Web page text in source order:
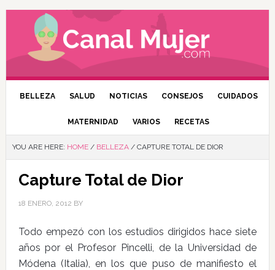
BELLEZA SALUD NOTICIAS CONSEJOS CUIDADOS
MATERNIDAD VARIOS RECETAS
YOU ARE HERE: HOME / BELLEZA /CAPTURE TOTAL DE DIOR
Capture Total de Dior
18 ENERO, 2012 BY
Todo empezó con los estudios dirigidos hace siete
años por el Profesor Pincelli, de la Universidad de
Módena (Italia), en los que puso de manifiesto el